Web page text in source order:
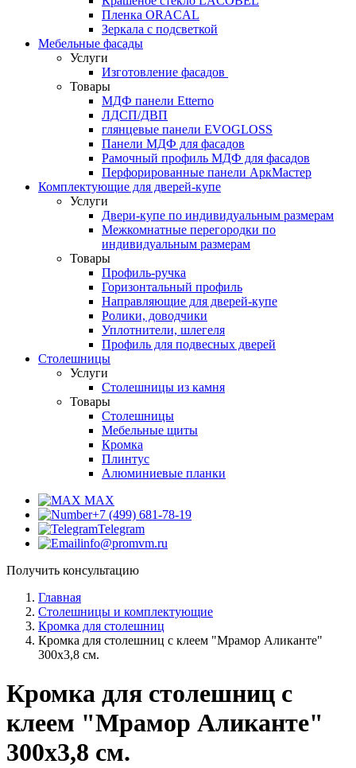
Пленка ORACAL
Зеркала с подсветкой
Мебельные фасады
Услуги
Изготовление фасадов
Товары
МДФ панели Etterno
ЛДСП/ДВП
глянцевые панели EVOGLOSS
Панели МДФ для фасадов
Рамочный профиль МДФ для фасадов
Перфорированные панели АркМастер
Комплектующие для дверей-купе
Услуги
Двери-купе по индивидуальным размерам
Межкомнатные перегородки по
индивидуальным размерам
Товары
Профиль-ручка
Горизонтальный профиль
Направляющие для дверей-купе
Ролики, доводчики
Уплотнители, шлегеля
Профиль для подвесных дверей
Столешницы
Услуги
Столешницы из камня
Товары
Столешницы
Мебельные щиты
Кромка
Плинтус
Алюминиевые планки
MAX
+7 (499) 681-78-19
Telegram
info@promvm.ru
Получить консультацию
Главная
Столешницы и комплектующие
Кромка для столешниц
Кромка для столешниц с клеем "Мрамор Аликанте"
300х3,8 см.
Кромка для столешниц с
клеем "Мрамор Аликанте"
300х3,8 см.